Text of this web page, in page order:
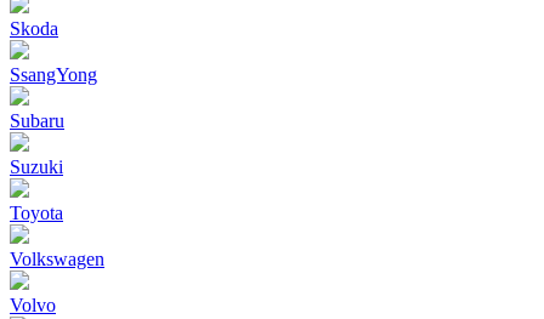
Skoda
SsangYong
Subaru
Suzuki
Toyota
Volkswagen
Volvo